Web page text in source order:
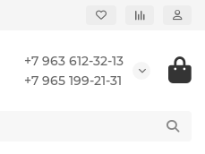
+7 963 612-32-13
+7 965 199-21-31